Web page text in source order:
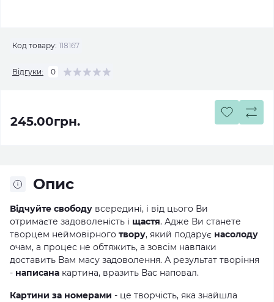
Код товару: 118167
Відгуки: 0
245.00грн.
Опис
Відчуйте свободу всередині, і від цього Ви
отримаєте задоволеність і щастя. Адже Ви станете
творцем неймовірного твору, який подарує насолоду
очам, а процес не обтяжить, а зовсім навпаки
доставить Вам масу задоволення. А результат творіння
- написана картина, вразить Вас наповал.
Картини за номерами - це творчість, яка знайшла